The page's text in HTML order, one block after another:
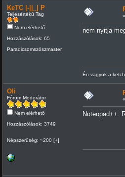
KeTC |-||_| P
Teljesértékű Tag
Nem elérhető
Hozzászólások: 65
Paradicsomszószmaster
«
nem nyitja
Én vagyok a
Oli
Fórum Moderátor
Nem elérhető
Hozzászólások: 3749
Népszerűség: ~200 [+]
«
Noteopad++.